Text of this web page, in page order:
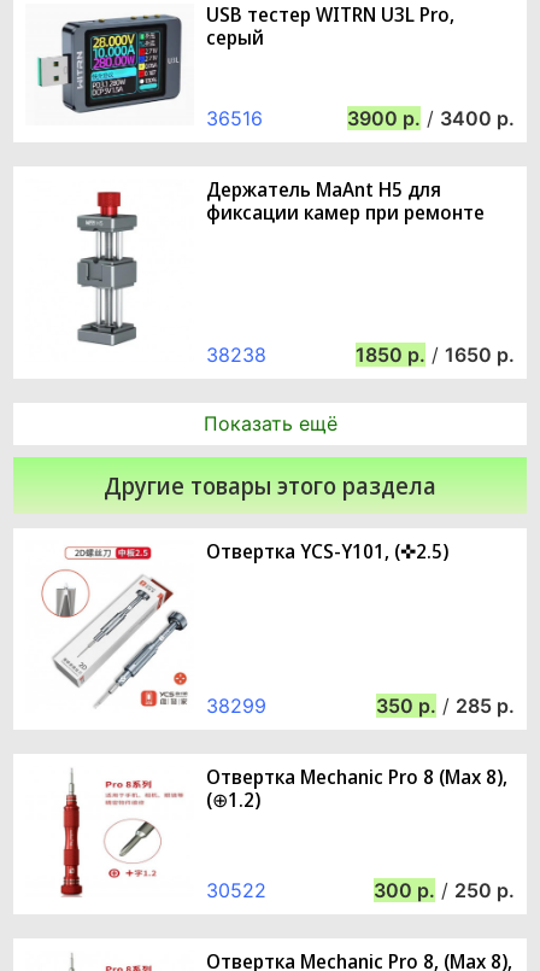
USB тестер WITRN U3L Pro,
серый
36516 3900 / 3400
Держатель MaAnt H5 для
фиксации камер при ремонте
38238 1850 / 1650
Показать ещё
Другие товары этого раздела
Отвертка YCS-Y101, (✜2.5)
38299 350 / 285
Отвертка Mechanic Pro 8 (Max 8),
(⊕1.2)
30522 300 / 250
Отвертка Mechanic Pro 8, (Max 8),